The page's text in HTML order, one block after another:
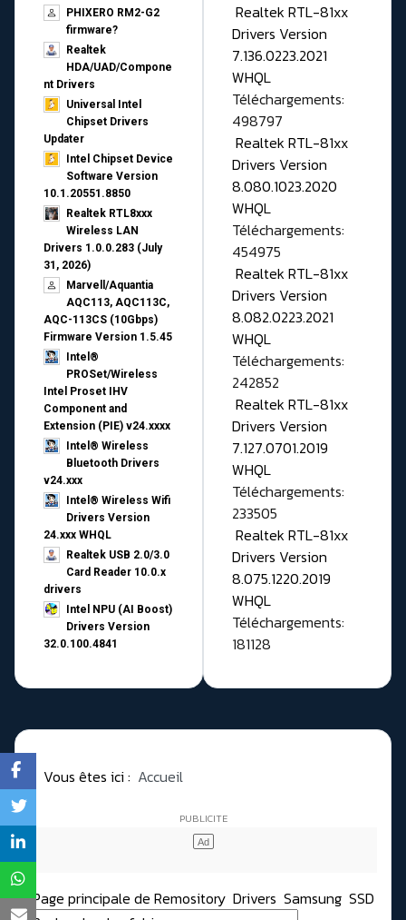
PHIXERO RM2-G2
firmware?
Realtek
HDA/UAD/Compone
nt Drivers
Universal Intel
Chipset Drivers
Updater​
Intel Chipset Device
Software Version
10.1.20551.8850
Realtek RTL8xxx
Wireless LAN
Drivers 1.0.0.283 (July
31, 2026)
Marvell/Aquantia
AQC113, AQC113C,
AQC-113CS (10Gbps)
Firmware Version 1.5.45
Intel®
PROSet/Wireless
Intel Proset IHV
Component and
Extension (PIE) v24.xxxx
Intel® Wireless
Bluetooth Drivers
v24.xxx
Intel® Wireless Wifi
Drivers Version
24.xxx WHQL
Realtek USB 2.0/3.0
Card Reader 10.0.x
drivers
Intel NPU (AI Boost)
Drivers Version
32.0.100.4841
Realtek RTL-81xx
Drivers Version
7.136.0223.2021
WHQL
Téléchargements:
498797
Realtek RTL-81xx
Drivers Version
8.080.1023.2020
WHQL
Téléchargements:
454975
Realtek RTL-81xx
Drivers Version
8.082.0223.2021
WHQL
Téléchargements:
242852
Realtek RTL-81xx
Drivers Version
7.127.0701.2019
WHQL
Téléchargements:
233505
Realtek RTL-81xx
Drivers Version
8.075.1220.2019
WHQL
Téléchargements:
181128
Vous êtes ici : Accueil
Page principale de Remository Drivers Samsung SSD